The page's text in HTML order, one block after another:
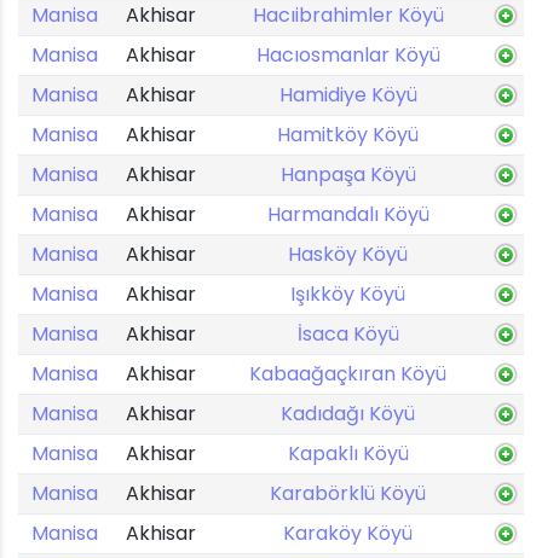
Manisa
Akhisar
Hacıibrahimler Köyü
Manisa
Akhisar
Hacıosmanlar Köyü
Manisa
Akhisar
Hamidiye Köyü
Manisa
Akhisar
Hamitköy Köyü
Manisa
Akhisar
Hanpaşa Köyü
Manisa
Akhisar
Harmandalı Köyü
Manisa
Akhisar
Hasköy Köyü
Manisa
Akhisar
Işıkköy Köyü
Manisa
Akhisar
İsaca Köyü
Manisa
Akhisar
Kabaağaçkıran Köyü
Manisa
Akhisar
Kadıdağı Köyü
Manisa
Akhisar
Kapaklı Köyü
Manisa
Akhisar
Karabörklü Köyü
Manisa
Akhisar
Karaköy Köyü